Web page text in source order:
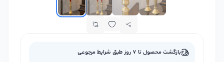
بازگشت محصول تا ۷ روز طبق شرایط مرجوعی